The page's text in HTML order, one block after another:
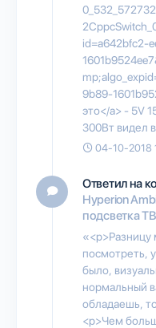
id=a642bfc2-
9b89-
это</a> - 5V
300Вт видел
04-10-2018
Ответил на
Hyperion
подсветка ТВ
посмотреть,
было,
нормальный
обладаешь,
<p>Чем